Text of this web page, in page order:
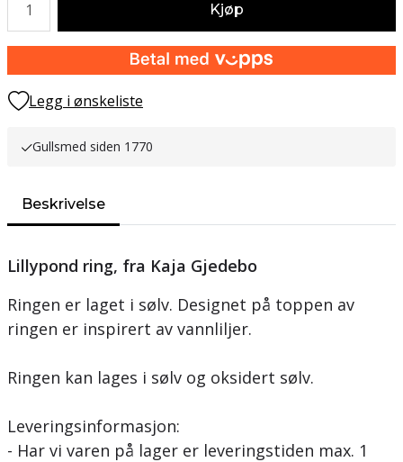
Kjøp
Legg i ønskeliste
Gullsmed siden 1770
Beskrivelse
Lillypond ring, fra Kaja Gjedebo
Ringen er laget i sølv. Designet på toppen av
ringen er inspirert av vannliljer.
Ringen kan lages i sølv og oksidert sølv.
Leveringsinformasjon:
- Har vi varen på lager er leveringstiden max. 1